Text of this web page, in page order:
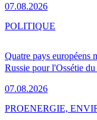
07.08.2026
Quatre pays européens
Russie pour l'Ossétie du
07.08.2026
POLITIQUE
PROENERGIE,